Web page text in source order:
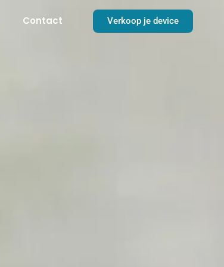
Contact Verkoop je device